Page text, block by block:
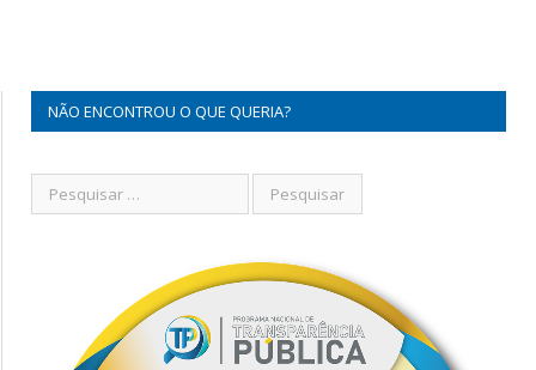
NÃO ENCONTROU O QUE QUERIA?